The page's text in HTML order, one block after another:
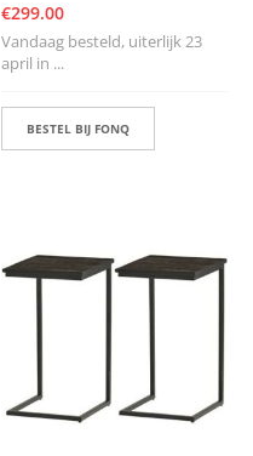
€299.00
Vandaag besteld, uiterlijk 23
april in ...
BESTEL BIJ FONQ